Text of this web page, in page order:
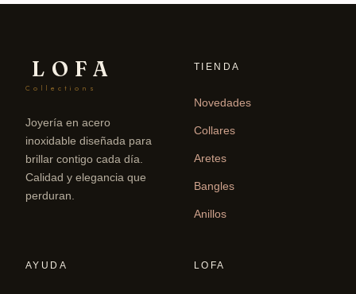
LOFA
Collections
Joyería en acero
inoxidable diseñada para
brillar contigo cada día.
Calidad y elegancia que
perduran.
TIENDA
Novedades
Collares
Aretes
Bangles
Anillos
AYUDA LOFA